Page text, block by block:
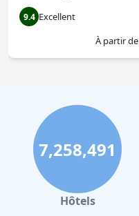
9.4 Excellent
À partir de
7,258,491
Hôtels